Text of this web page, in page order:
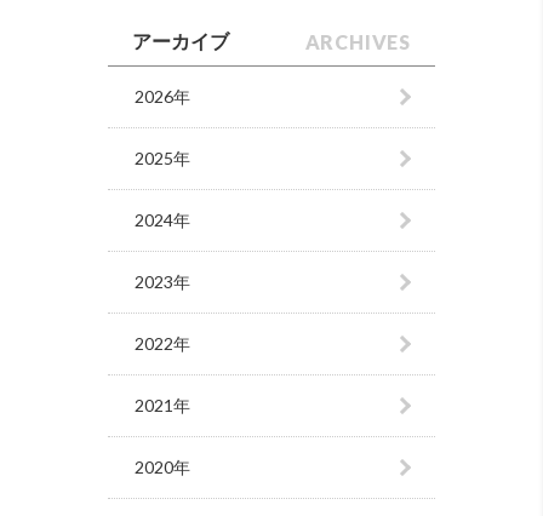
アーカイブ ARCHIVES
2026年
2025年
2024年
2023年
2022年
2021年
2020年